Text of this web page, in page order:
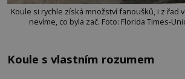
Koule si rychle získá množství fanoušků, i z řad
nevíme, co byla zač. Foto: Florida Times-
Koule s vlastním rozumem